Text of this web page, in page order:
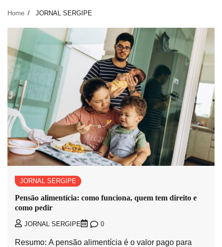
Home JORNAL SERGIPE
JORNAL SERGIPE
Pensão alimentícia: como funciona, quem tem direito e
como pedir
JORNAL SERGIPE 0
Resumo: A pensão alimentícia é o valor pago para